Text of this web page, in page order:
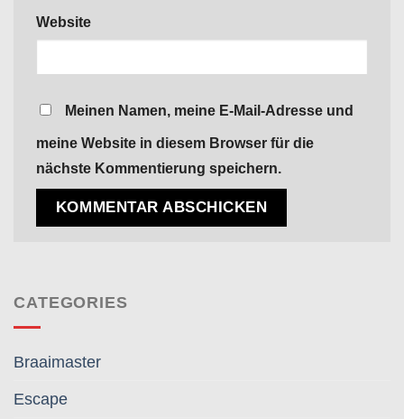
Website
Meinen Namen, meine E-Mail-Adresse und
meine Website in diesem Browser für die
nächste Kommentierung speichern.
CATEGORIES
Braaimaster
Escape